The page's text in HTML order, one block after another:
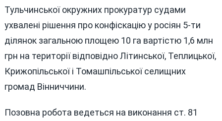
Тульчинської окружних прокуратур судами
ухвалені рішення про конфіскацію у росіян 5-ти
ділянок загальною площею 10 га вартістю 1,6 млн
грн на території відповідно Літинської, Теплицької,
Крижопільської і Томашпільської селищних
громад Вінниччини.
Позовна робота ведеться на виконання ст. 81